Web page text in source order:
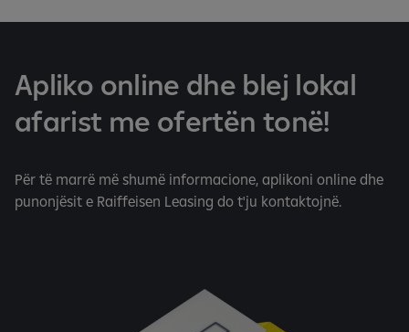
Apliko online dhe blej lokal
afarist me ofertën tonë!
Për të marrë më shumë informacione, aplikoni online dhe
punonjësit e Raiffeisen Leasing do t'ju kontaktojnë.